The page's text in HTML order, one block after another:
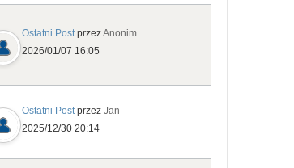
Ostatni Post przez Anonim
2026/01/07 16:05
Ostatni Post przez Jan
2025/12/30 20:14